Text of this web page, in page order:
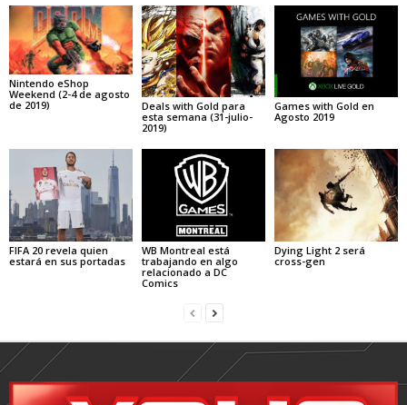
Nintendo eShop
Weekend (2-4 de agosto
de 2019)
Deals with Gold para
esta semana (31-julio-
2019)
Games with Gold en
Agosto 2019
FIFA 20 revela quien
estará en sus portadas
WB Montreal está
trabajando en algo
relacionado a DC
Comics
Dying Light 2 será
cross-gen